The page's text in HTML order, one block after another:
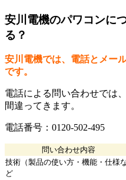
安川電機のパワコンに
る？
安川電機では、電話とメー
です。
電話による問い合わせでは
間違ってきます。
電話番号：0120-502-495
問い合わせ内容
技術（製品の使い方・機能・仕様
ど